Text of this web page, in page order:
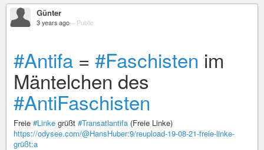
Günter
3 years ago – Public
#Antifa = #Faschisten im
Mäntelchen des
#AntiFaschisten
Freie #Linke grüßt #Transatlantifa (Freie Linke)
https://odysee.com/@HansHuber:9/reupload-19-08-21-freie-linke-
grüßt:a